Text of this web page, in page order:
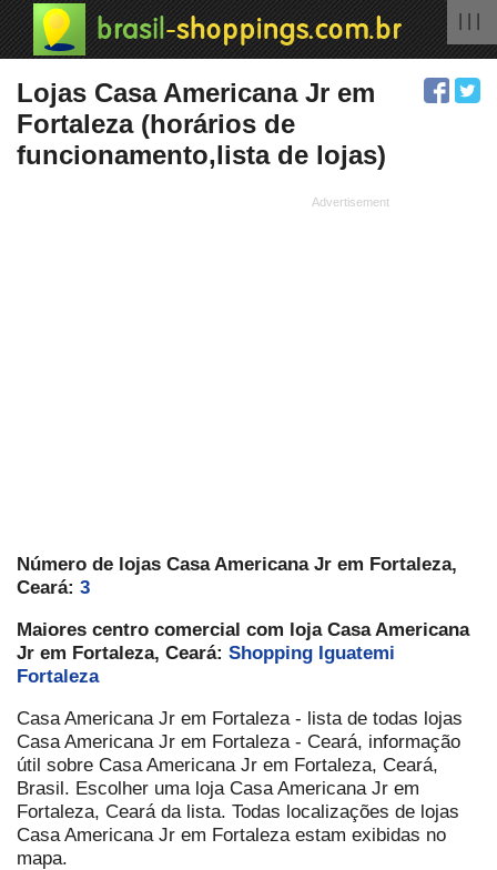
Lojas Casa Americana Jr em
Fortaleza (horários de
funcionamento,lista de lojas)
Número de lojas Casa Americana Jr em Fortaleza,
Ceará: 3
Maiores centro comercial com loja Casa Americana
Jr em Fortaleza, Ceará: Shopping Iguatemi
Fortaleza
Casa Americana Jr em Fortaleza - lista de todas lojas
Casa Americana Jr em Fortaleza - Ceará, informação
útil sobre Casa Americana Jr em Fortaleza, Ceará,
Brasil. Escolher uma loja Casa Americana Jr em
Fortaleza, Ceará da lista. Todas localizações de lojas
Casa Americana Jr em Fortaleza estam exibidas no
mapa.